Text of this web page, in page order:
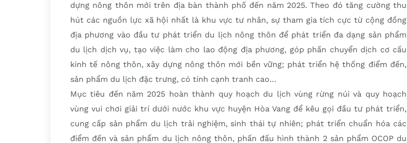
dựng nông thôn mới trên địa bàn thành phố đến năm 2025. Theo đó tăng cường thu
hút các nguồn lực xã hội nhất là khu vực tư nhân, sự tham gia tích cực từ cộng đồng
địa phương vào đầu tư phát triển du lịch nông thôn để phát triển đa dạng sản phẩm
du lịch dịch vụ, tạo việc làm cho lao động địa phương, góp phần chuyển dịch cơ cấu
kinh tế nông thôn, xây dựng nông thôn mới bền vững; phát triển hệ thống điểm đến,
sản phẩm du lịch đặc trưng, có tính cạnh tranh cao…
Mục tiêu đến năm 2025 hoàn thành quy hoạch du lịch vùng rừng núi và quy hoạch
vùng vui chơi giải trí dưới nước khu vực huyện Hòa Vang để kêu gọi đầu tư phát triển,
cung cấp sản phẩm du lịch trải nghiệm, sinh thái tự nhiên; phát triển chuẩn hóa các
điểm đến và sản phẩm du lịch nông thôn, phấn đấu hình thành 2 sản phẩm OCOP du